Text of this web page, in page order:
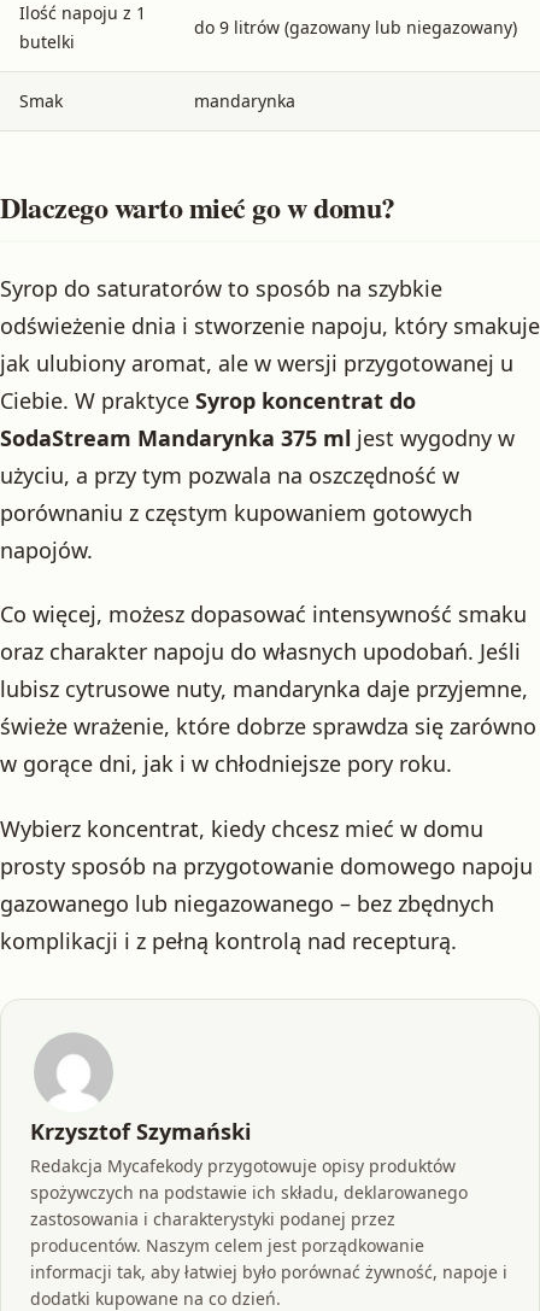
Ilość napoju z 1
butelki
do 9 litrów (gazowany lub niegazowany)
Smak mandarynka
Dlaczego warto mieć go w domu?
Syrop do saturatorów to sposób na szybkie
odświeżenie dnia i stworzenie napoju, który smakuje
jak ulubiony aromat, ale w wersji przygotowanej u
Ciebie. W praktyce Syrop koncentrat do
SodaStream Mandarynka 375 ml jest wygodny w
użyciu, a przy tym pozwala na oszczędność w
porównaniu z częstym kupowaniem gotowych
napojów.
Co więcej, możesz dopasować intensywność smaku
oraz charakter napoju do własnych upodobań. Jeśli
lubisz cytrusowe nuty, mandarynka daje przyjemne,
świeże wrażenie, które dobrze sprawdza się zarówno
w gorące dni, jak i w chłodniejsze pory roku.
Wybierz koncentrat, kiedy chcesz mieć w domu
prosty sposób na przygotowanie domowego napoju
gazowanego lub niegazowanego – bez zbędnych
komplikacji i z pełną kontrolą nad recepturą.
Krzysztof Szymański
Redakcja Mycafekody przygotowuje opisy produktów
spożywczych na podstawie ich składu, deklarowanego
zastosowania i charakterystyki podanej przez
producentów. Naszym celem jest porządkowanie
informacji tak, aby łatwiej było porównać żywność, napoje i
dodatki kupowane na co dzień.